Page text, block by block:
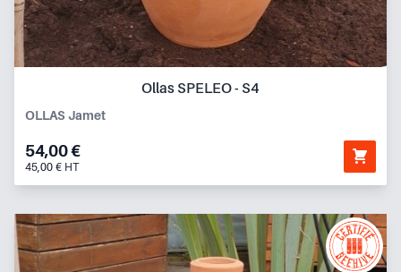
Ollas SPELEO - S4
OLLAS Jamet
54,00 €
45,00 € HT